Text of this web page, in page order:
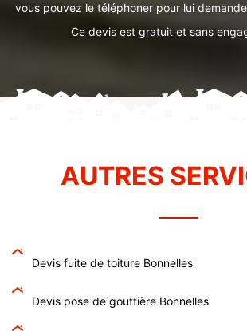
vous pouvez le téléphoner pour lui
Ce devis est gratuit et sans
AUTRES
Devis fuite de toiture Bonnelles
Devis pose de gouttière Bonnelles